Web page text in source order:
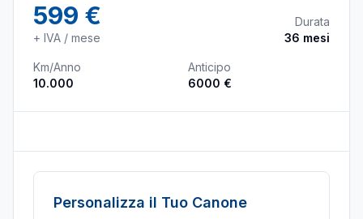
599 €
+ IVA / mese
Durata
36 mesi
Km/Anno
10.000
Anticipo
6000 €
Personalizza il Tuo Canone